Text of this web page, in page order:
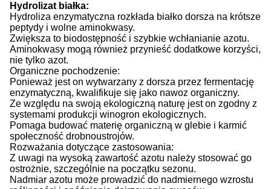
Hydrolizat białka:
Hydroliza enzymatyczna rozkłada białko dorsza na krótsze
peptydy i wolne aminokwasy.
Zwiększa to biodostępność i szybkie wchłanianie azotu.
Aminokwasy mogą również przynieść dodatkowe korzyści,
nie tylko azot.
Organiczne pochodzenie:
Ponieważ jest on wytwarzany z dorsza przez fermentację
enzymatyczną, kwalifikuje się jako nawoz organiczny.
Ze względu na swoją ekologiczną naturę jest on zgodny z
systemami produkcji winogron ekologicznych.
Pomaga budować materię organiczną w glebie i karmić
społeczność drobnoustrojów.
Rozważania dotyczące zastosowania:
Z uwagi na wysoką zawartość azotu należy stosować go
ostrożnie, szczególnie na początku sezonu.
Nadmiar azotu może prowadzić do nadmiernego wzrostu